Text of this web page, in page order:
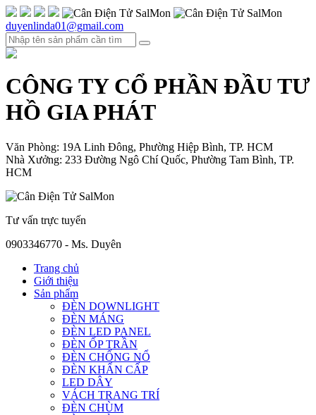
duyenlinda01@gmail.com
CÔNG TY CỔ PHẦN ĐẦU TƯ
HỒ GIA PHÁT
Văn Phòng: 19A Linh Đông, Phường Hiệp Bình, TP. HCM
Nhà Xưởng: 233 Đường Ngô Chí Quốc, Phường Tam Bình, TP.
HCM
Tư vấn trực tuyến
0903346770 - Ms. Duyên
Trang chủ
Giới thiệu
Sản phẩm
ĐÈN DOWNLIGHT
ĐÈN MÁNG
ĐÈN LED PANEL
ĐÈN ỐP TRẦN
ĐÈN CHỐNG NỔ
ĐÈN KHẨN CẤP
LED DÂY
VÁCH TRANG TRÍ
ĐÈN CHÙM